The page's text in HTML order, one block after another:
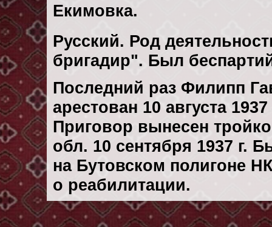
Екимовка.
Русский. Род
бригадир". Был
Последний раз Филипп
арестован 10 августа 1937
Приговор вынесен
обл. 10 сентября 1937 г.
на Бутовском полигоне
о реабилитации.